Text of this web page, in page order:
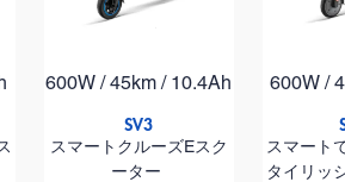
600W / 45km / 10.4Ah
SV3
スマートクルーズEスク
ーター
600W /
スマート
タイリッ